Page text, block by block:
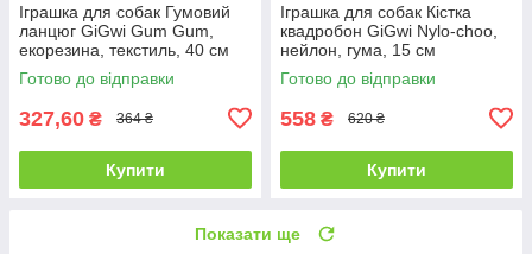
Іграшка для собак Гумовий
ланцюг GiGwi Gum Gum,
екорезина, текстиль, 40 см
Готово до відправки
327,60 ₴ 364 ₴
Купити
Іграшка для собак Кістка
квадробон GiGwi Nylo-choo,
нейлон, гума, 15 см
Готово до відправки
558 ₴ 620 ₴
Купити
Показати ще